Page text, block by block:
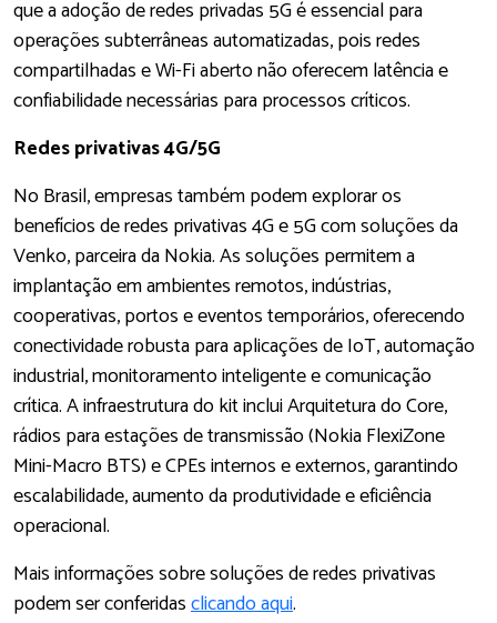
que a adoção de redes privadas 5G é essencial para
operações subterrâneas automatizadas, pois redes
compartilhadas e Wi-Fi aberto não oferecem latência e
confiabilidade necessárias para processos críticos.
Redes privativas 4G/5G
No Brasil, empresas também podem explorar os
benefícios de redes privativas 4G e 5G com soluções da
Venko, parceira da Nokia. As soluções permitem a
implantação em ambientes remotos, indústrias,
cooperativas, portos e eventos temporários, oferecendo
conectividade robusta para aplicações de IoT, automação
industrial, monitoramento inteligente e comunicação
crítica. A infraestrutura do kit inclui Arquitetura do Core,
rádios para estações de transmissão (Nokia FlexiZone
Mini-Macro BTS) e CPEs internos e externos, garantindo
escalabilidade, aumento da produtividade e eficiência
operacional.
Mais informações sobre soluções de redes privativas
podem ser conferidasclicando aqui.